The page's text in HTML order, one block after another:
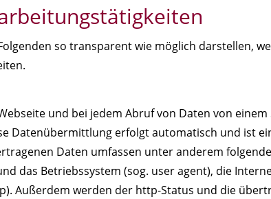
so transparent wie möglich darstellen,
und bei jedem Abruf von Daten von
Datenübermittlung erfolgt automatisch und ist
Daten umfassen unter anderem
das Betriebssystem (sog. user agent), die
Außerdem werden der http-Status und die